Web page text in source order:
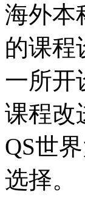
海外本
的课程
一所开
课程改
QS世
选择。